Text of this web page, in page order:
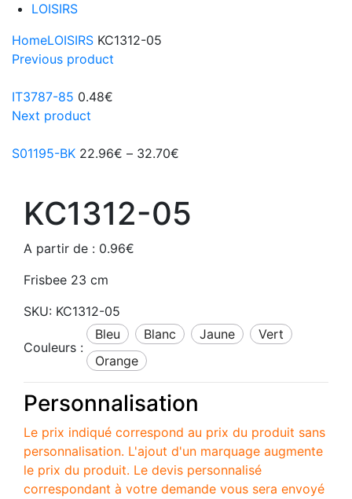
LOISIRS
HomeLOISIRS KC1312-05
Previous product
IT3787-85 0.48€
Next product
S01195-BK 22.96€ – 32.70€
KC1312-05
A partir de : 0.96€
Frisbee 23 cm
SKU: KC1312-05
Couleurs :
bleu blanc jaune
vert
orange
Personnalisation
Le prix indiqué correspond au prix du produit sans
personnalisation. L'ajout d'un marquage augmente
le prix du produit. Le devis personnalisé
correspondant à votre demande vous sera envoyé